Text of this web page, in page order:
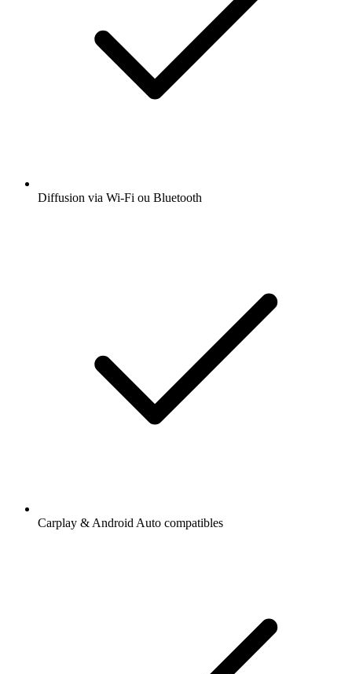
Diffusion via Wi-Fi ou Bluetooth
Carplay & Android Auto compatibles